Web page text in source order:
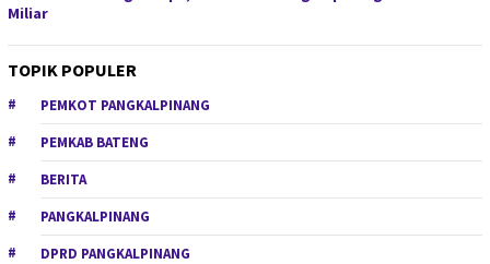
Miliar
TOPIK POPULER
PEMKOT PANGKALPINANG
PEMKAB BATENG
BERITA
PANGKALPINANG
DPRD PANGKALPINANG